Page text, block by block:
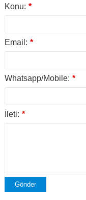
Konu: *
Email: *
Whatsapp/Mobile: *
İleti: *
Gönder